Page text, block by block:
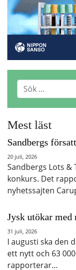
Mest läst
Sandbergs
20 juli, 2026
Sandbergs Lots
konkurs. Det
nyhetssajten
Jysk utökar med
31 juli, 2026
I augusti ska den
ett nytt och 63
rapporterar…